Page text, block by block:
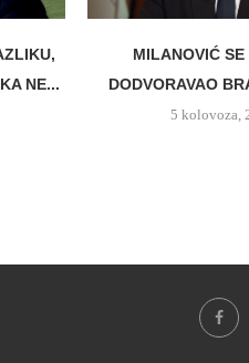
NE...
MILANOVIĆ SE
DODVORAVAO
5 kolovoza,